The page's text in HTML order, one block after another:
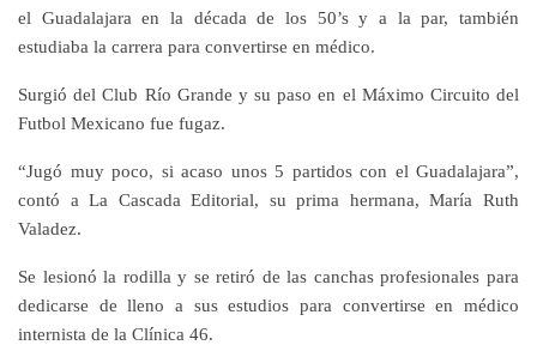
el Guadalajara en la década de los 50’s y a la par, también
estudiaba la carrera para convertirse en médico.
Surgió del Club Río Grande y su paso en el Máximo Circuito del
Futbol Mexicano fue fugaz.
“Jugó muy poco, si acaso unos 5 partidos con el Guadalajara”,
contó a La Cascada Editorial, su prima hermana, María Ruth
Valadez.
Se lesionó la rodilla y se retiró de las canchas profesionales para
dedicarse de lleno a sus estudios para convertirse en médico
internista de la Clínica 46.